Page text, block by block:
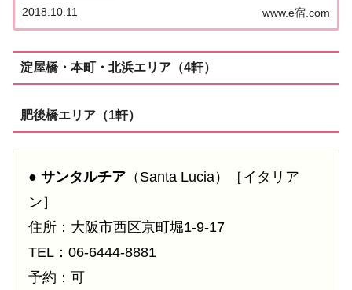
www.e宿.com
2018.10.11
淀屋橋・本町・北浜エリア（4軒）
肥後橋エリア（1軒）
● サンタルチア （Santa Lucia）［イタリア
ン］
住所：大阪市西区京町堀1-9-17
TEL：06-6444-8881
予約：可